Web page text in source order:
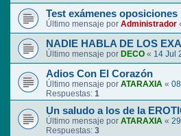
Test exámenes oposiciones
Último mensaje por Administrador
NADIE HABLA DE LOS
Último mensaje por DECO « 14 Jul
Adios Con El Corazón
Último mensaje por ATARAXIA «
Respuestas: 1
Un saludo a los de la
Último mensaje por ATARAXIA «
Respuestas: 3